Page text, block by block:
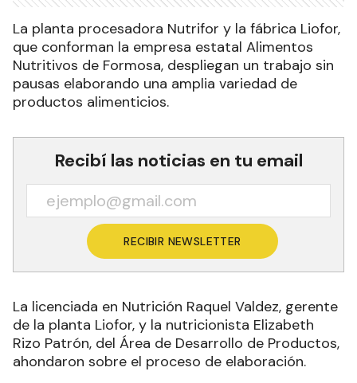
La planta procesadora Nutrifor y la fábrica Liofor,
que conforman la empresa estatal Alimentos
Nutritivos de Formosa, despliegan un trabajo sin
pausas elaborando una amplia variedad de
productos alimenticios.
Recibí las noticias en tu email
RECIBIR NEWSLETTER
La licenciada en Nutrición Raquel Valdez, gerente
de la planta Liofor, y la nutricionista Elizabeth
Rizo Patrón, del Área de Desarrollo de Productos,
ahondaron sobre el proceso de elaboración.